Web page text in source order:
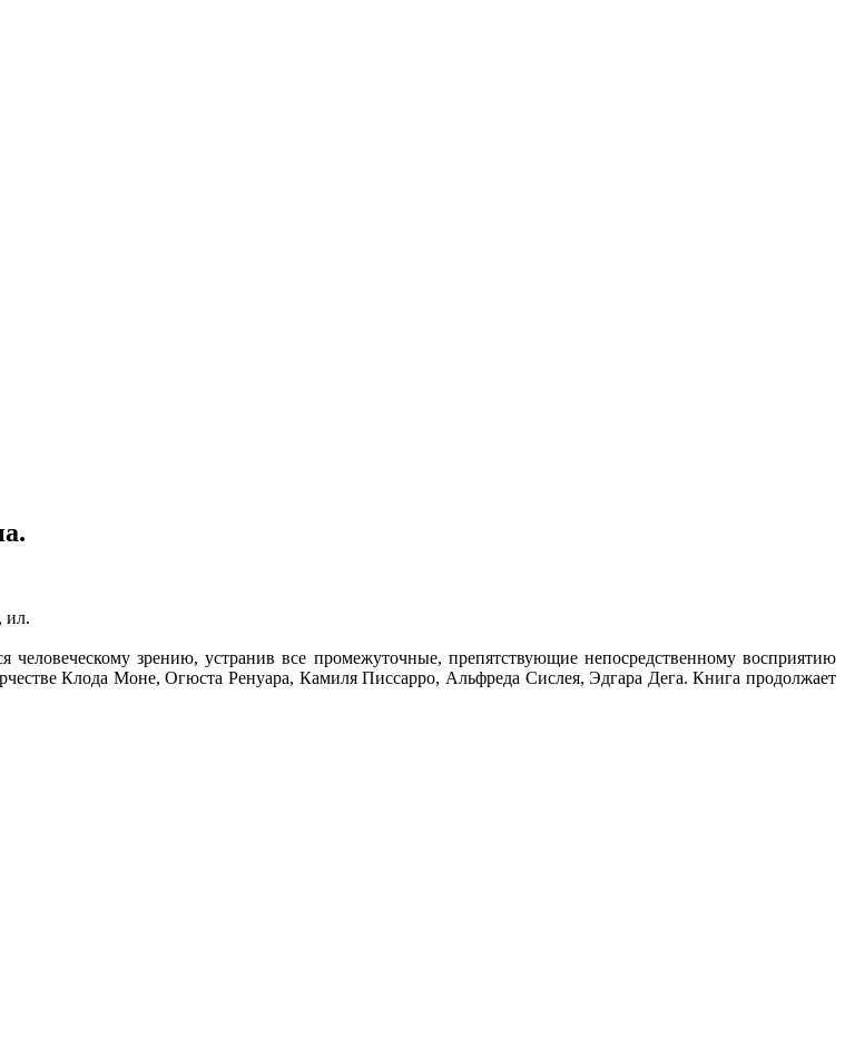
ил.
человеческому зрению, устранив все промежуточные, препятствующие непосредственному восприятию
Клода Моне, Огюста Ренуара, Камиля Писсарро, Альфреда Сислея, Эдгара Дега. Книга продолжает